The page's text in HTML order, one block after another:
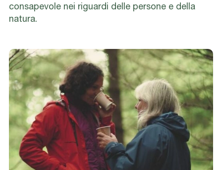
consapevole nei riguardi delle persone e della
natura.